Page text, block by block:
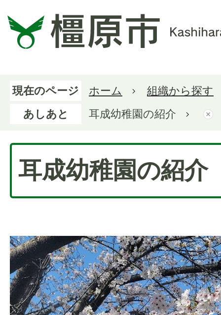
現在のページ ホーム
組織から探す
あしあと
耳成幼稚園の紹介
耳成幼稚園の紹介